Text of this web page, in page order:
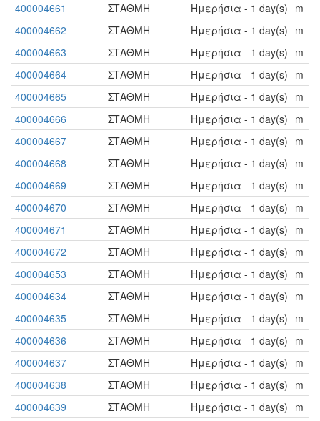
400004661
ΣΤΑΘΜΗ Ημερήσια - 1 day(s) m
400004662
ΣΤΑΘΜΗ Ημερήσια - 1 day(s) m
400004663
ΣΤΑΘΜΗ Ημερήσια - 1 day(s) m
400004664
ΣΤΑΘΜΗ Ημερήσια - 1 day(s) m
400004665
ΣΤΑΘΜΗ Ημερήσια - 1 day(s) m
400004666
ΣΤΑΘΜΗ Ημερήσια - 1 day(s) m
400004667
ΣΤΑΘΜΗ Ημερήσια - 1 day(s) m
400004668
ΣΤΑΘΜΗ Ημερήσια - 1 day(s) m
400004669
ΣΤΑΘΜΗ Ημερήσια - 1 day(s) m
400004670
ΣΤΑΘΜΗ Ημερήσια - 1 day(s) m
400004671
ΣΤΑΘΜΗ Ημερήσια - 1 day(s) m
400004672
ΣΤΑΘΜΗ Ημερήσια - 1 day(s) m
400004653
ΣΤΑΘΜΗ Ημερήσια - 1 day(s) m
400004634
ΣΤΑΘΜΗ Ημερήσια - 1 day(s) m
400004635
ΣΤΑΘΜΗ Ημερήσια - 1 day(s) m
400004636
ΣΤΑΘΜΗ Ημερήσια - 1 day(s) m
400004637
ΣΤΑΘΜΗ Ημερήσια - 1 day(s) m
400004638
ΣΤΑΘΜΗ Ημερήσια - 1 day(s) m
400004639
ΣΤΑΘΜΗ Ημερήσια - 1 day(s) m